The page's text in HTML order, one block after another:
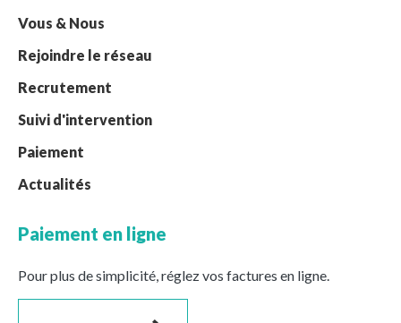
Vous & Nous
Rejoindre le réseau
Recrutement
Suivi d'intervention
Paiement
Actualités
Paiement en ligne
Pour plus de simplicité, réglez vos factures en ligne.